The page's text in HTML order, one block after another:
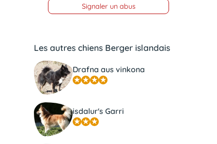
Signaler un abus
Les autres chiens Berger islandais
Drafna aus vinkona
isdalur's Garri